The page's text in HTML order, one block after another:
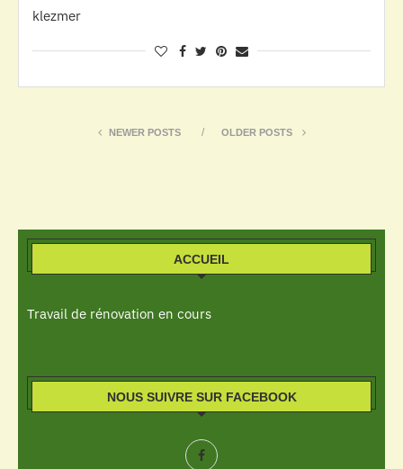
klezmer
NEWER POSTS OLDER POSTS
ACCUEIL
Travail de rénovation en cours
NOUS SUIVRE SUR FACEBOOK